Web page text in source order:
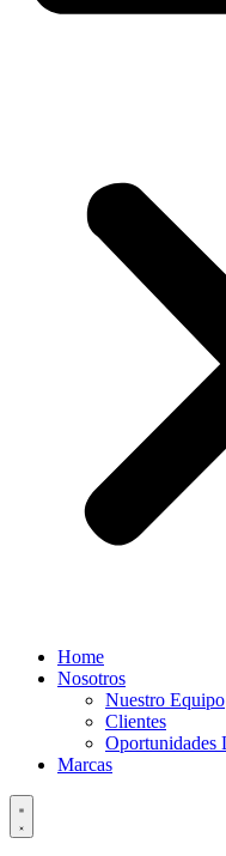
Home
Nosotros
Nuestro Equipo
Clientes
Oportunidades
Marcas